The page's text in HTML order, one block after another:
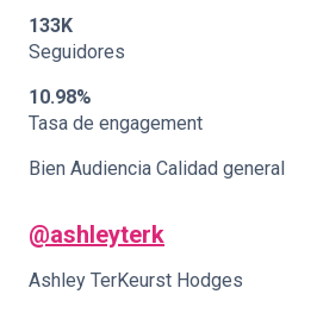
133K
Seguidores
10.98%
Tasa de engagement
Bien Audiencia Calidad general
@ashleyterk
Ashley TerKeurst Hodges